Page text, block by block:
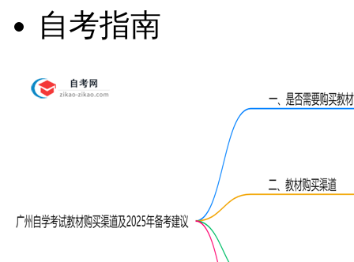
自考指南